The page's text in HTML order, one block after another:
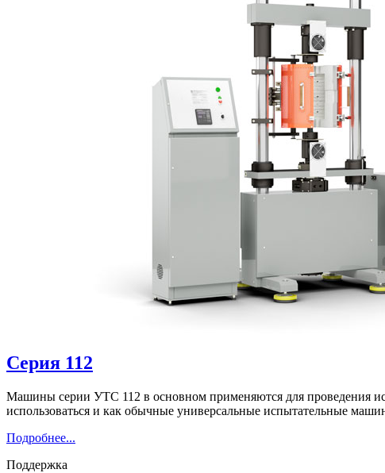
Серия 112
Машины серии УТС 112 в основном применяются для проведения
использоваться и как обычные универсальные испытательные
Подробнее...
Поддержка